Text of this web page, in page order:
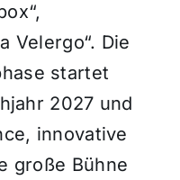
Velergo“. Die
startet
2027 und
innovative
große Bühne